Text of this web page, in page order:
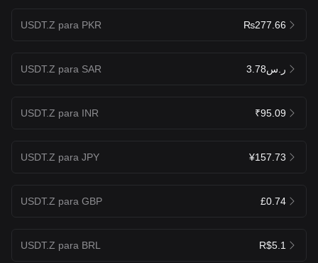
USDT.Z para PKR ₨277.66
USDT.Z para SAR ر.س3.78
USDT.Z para INR ₹95.09
USDT.Z para JPY ¥157.73
USDT.Z para GBP £0.74
USDT.Z para BRL R$5.1